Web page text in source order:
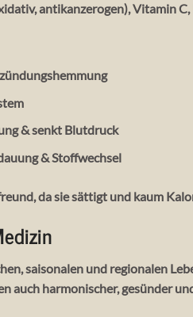
antikanzerogen), Vitamin C,
& senkt Blutdruck
& Stoffwechsel
, da sie sättigt und kaum
saisonalen und regionalen
auch harmonischer, gesünder